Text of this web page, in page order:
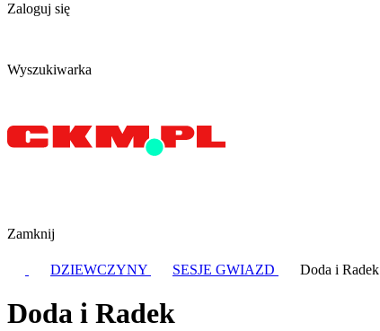
Zaloguj się
Wyszukiwarka
Zamknij
DZIEWCZYNY SESJE GWIAZD Doda i Radek
Doda i Radek